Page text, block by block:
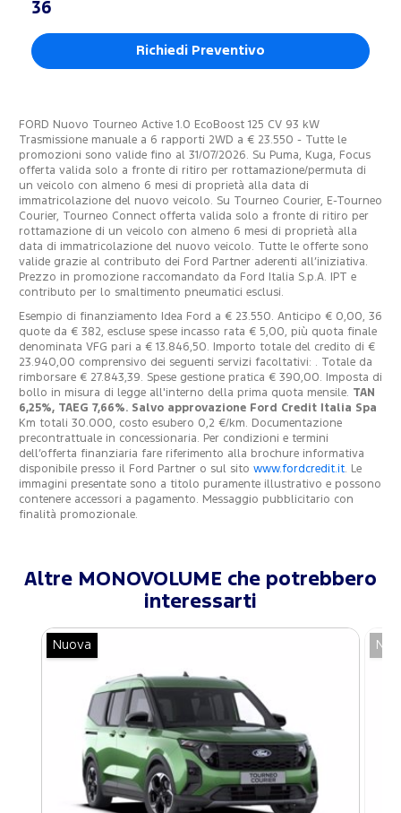
36
Richiedi Preventivo
FORD Nuovo Tourneo Active 1.0 EcoBoost 125 CV 93 kW
Trasmissione manuale a 6 rapporti 2WD a € 23.550 - Tutte le
promozioni sono valide fino al 31/07/2026. Su Puma, Kuga, Focus
offerta valida solo a fronte di ritiro per rottamazione/permuta di
un veicolo con almeno 6 mesi di proprietà alla data di
immatricolazione del nuovo veicolo. Su Tourneo Courier, E-Tourneo
Courier, Tourneo Connect offerta valida solo a fronte di ritiro per
rottamazione di un veicolo con almeno 6 mesi di proprietà alla
data di immatricolazione del nuovo veicolo. Tutte le offerte sono
valide grazie al contributo dei Ford Partner aderenti all’iniziativa.
Prezzo in promozione raccomandato da Ford Italia S.p.A. IPT e
contributo per lo smaltimento pneumatici esclusi.
Esempio di finanziamento Idea Ford a € 23.550. Anticipo € 0,00, 36
quote da € 382, escluse spese incasso rata € 5,00, più quota finale
denominata VFG pari a € 13.846,50. Importo totale del credito di €
23.940,00 comprensivo dei seguenti servizi facoltativi: . Totale da
rimborsare € 27.843,39. Spese gestione pratica € 390,00. Imposta di
bollo in misura di legge all'interno della prima quota mensile. TAN
6,25%, TAEG 7,66%. Salvo approvazione Ford Credit Italia Spa
Km totali 30.000, costo esubero 0,2 €/km. Documentazione
precontrattuale in concessionaria. Per condizioni e termini
dell’offerta finanziaria fare riferimento alla brochure informativa
disponibile presso il Ford Partner o sul sito www.fordcredit.it . Le
immagini presentate sono a titolo puramente illustrativo e possono
contenere accessori a pagamento. Messaggio pubblicitario con
finalità promozionale.
Altre MONOVOLUME che potrebbero
interessarti
Nuova